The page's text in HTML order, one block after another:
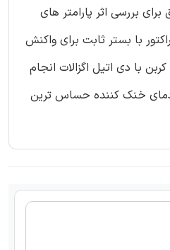
بررسی اثر پارامتر های
با بستر ثابت برای واکنش
با دی اتیل اگزالات انجام
خنک کننده حساس ترین